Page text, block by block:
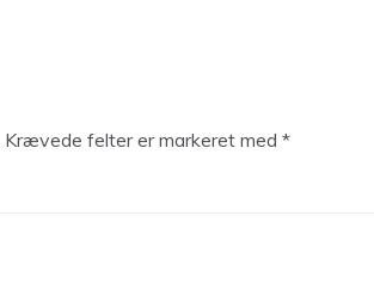
Krævede felter er markeret med *